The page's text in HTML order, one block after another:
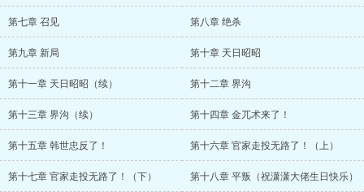
第七章 召见 第八章 绝杀
第九章 新局 第十章 天日昭昭
第十一章 天日昭昭（续） 第十二章 界沟
第十三章 界沟（续） 第十四章 金兀术来了！
第十五章 韩世忠反了！ 第十六章 官家走投无路了！（上）
第十七章 官家走投无路了！（下） 第十八章 平叛（祝潇潇大佬生日快乐）